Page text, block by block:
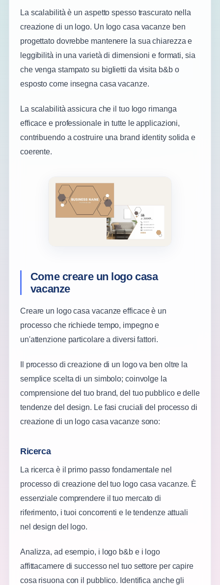
La scalabilità è un aspetto spesso trascurato nella
creazione di un logo. Un logo casa vacanze ben
progettato dovrebbe mantenere la sua chiarezza e
leggibilità in una varietà di dimensioni e formati, sia
che venga stampato su biglietti da visita b&b o
esposto come insegna casa vacanze.
La scalabilità assicura che il tuo logo rimanga
efficace e professionale in tutte le applicazioni,
contribuendo a costruire una brand identity solida e
coerente.
Come creare un logo casa
vacanze
Creare un logo casa vacanze efficace è un
processo che richiede tempo, impegno e
un'attenzione particolare a diversi fattori.
Il processo di creazione di un logo va ben oltre la
semplice scelta di un simbolo; coinvolge la
comprensione del tuo brand, del tuo pubblico e delle
tendenze del design. Le fasi cruciali del processo di
creazione di un logo casa vacanze sono:
Ricerca
La ricerca è il primo passo fondamentale nel
processo di creazione del tuo logo casa vacanze. È
essenziale comprendere il tuo mercato di
riferimento, i tuoi concorrenti e le tendenze attuali
nel design del logo.
Analizza, ad esempio, i logo b&b e i logo
affittacamere di successo nel tuo settore per capire
cosa risuona con il pubblico. Identifica anche gli